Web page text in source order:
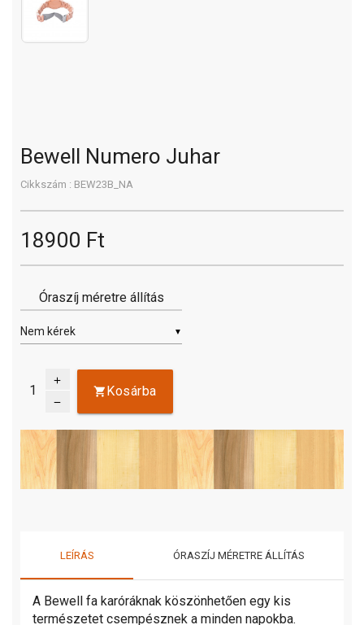
Bewell Numero Juhar
Cikkszám : BEW23B_NA
18900 Ft
Óraszíj méretre állítás
▼
add
remove
Kosárba
LEÍRÁS ÓRASZÍJ MÉRETRE ÁLLÍTÁS
A Bewell fa karóráknak köszönhetően egy kis
természetet csempésznek a minden napokba.